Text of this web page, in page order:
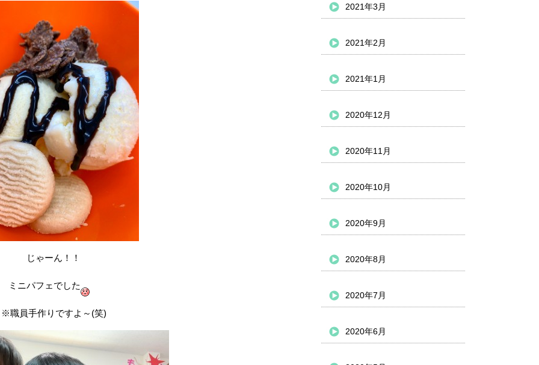
じゃーん！！
ミニパフェでした
※職員手作りですよ～(笑)
2021年3月
2021年2月
2021年1月
2020年12月
2020年11月
2020年10月
2020年9月
2020年8月
2020年7月
2020年6月